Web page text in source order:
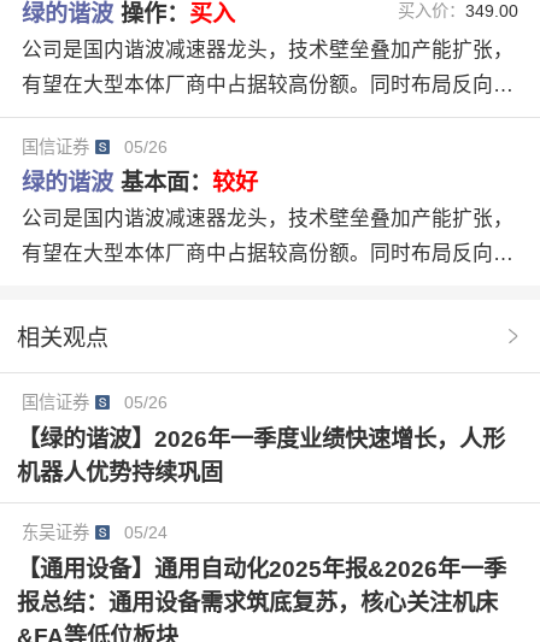
机器人赛道 战略卡位 景气依旧 工业机器人行业
具身智能核心零部件
绿的谐波 操作： 买入 买入价：349.00
公司是国内谐波减速器龙头，技术壁垒叠加产能扩张，
有望在大型本体厂商中占据较高份额。同时布局反向行
星滚柱丝杠，单机价值量有望提升。考虑到公司2025年
和2026年一季度超预期，同时下游需求旺盛、人形机器
人业务进展迅速的趋势有望延续，我们上调2026年-202
7年归母净利润分别为1.88/2.50亿元（前值为1.32/1.69
亿元），新增2028年预测3.62亿元，对应PE298/224/15
国信证券 05/26
绿的谐波 基本面： 较好
公司是国内谐波减速器龙头，技术壁垒叠加产能扩张，
有望在大型本体厂商中占据较高份额。同时布局反向行
和2026年一季度超预期，同时下游需求旺盛、人形机器
7年归母净利润分别为1.88/2.50亿元（前值为1.32/1.69
亿元），新增2028年预测3.62亿元，对应PE298/224/15
5倍，维持“优于大市”评级。
相关观点
国信证券 05/26
【绿的谐波】2026年一季度业绩快速增长，人形
机器人优势持续巩固
东吴证券 05/24
【通用设备】通用自动化2025年报&2026年一季
报总结：通用设备需求筑底复苏，核心关注机床
&FA等低位板块